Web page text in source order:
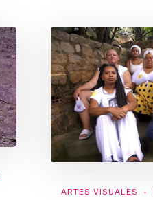
ARTES VISUALES